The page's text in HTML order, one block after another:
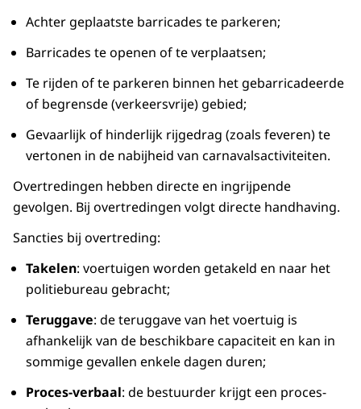
Achter geplaatste barricades te parkeren;
Barricades te openen of te verplaatsen;
Te rijden of te parkeren binnen het gebarricadeerde
of begrensde (verkeersvrije) gebied;
Gevaarlijk of hinderlijk rijgedrag (zoals feveren) te
vertonen in de nabijheid van carnavalsactiviteiten.
Overtredingen hebben directe en ingrijpende
gevolgen. Bij overtredingen volgt directe handhaving.
Sancties bij overtreding:
Takelen: voertuigen worden getakeld en naar het
politiebureau gebracht;
Teruggave: de teruggave van het voertuig is
afhankelijk van de beschikbare capaciteit en kan in
sommige gevallen enkele dagen duren;
Proces-verbaal: de bestuurder krijgt een proces-